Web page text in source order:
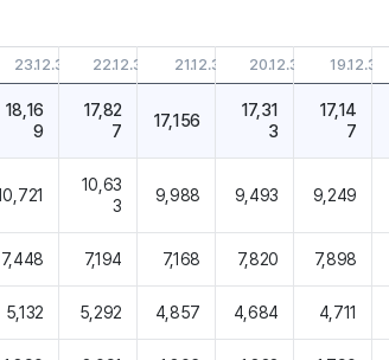
23.12.31 22.12.31 21.12.31 20.12.31 19.12.31
18,16
9
17,82
7
17,156
17,31
3
17,14
7
10,63
3
9,988 9,493 9,249
7,448 7,194 7,168 7,820 7,898
5,132 5,292 4,857 4,684 4,711